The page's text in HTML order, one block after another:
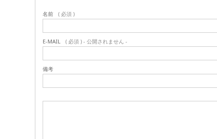
名前 ( 必須 )
E-MAIL ( 必須 ) - 公開されません -
備考